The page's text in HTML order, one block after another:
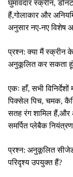
घुमावदार स्क्रीन,
हैं,गोलाकार और
अनुसार नए-नए विशेष
प्रश्न: क्या मैं स्क्रीन
अनुकूलित कर सकता
एकः हाँ, सभी
पिक्सेल पिच, चमक,
सतह रंग शामिल
समर्पित प्लेबैक
प्रश्न: अनुकूलित
परिदृश्य उपयुक्त हैं?